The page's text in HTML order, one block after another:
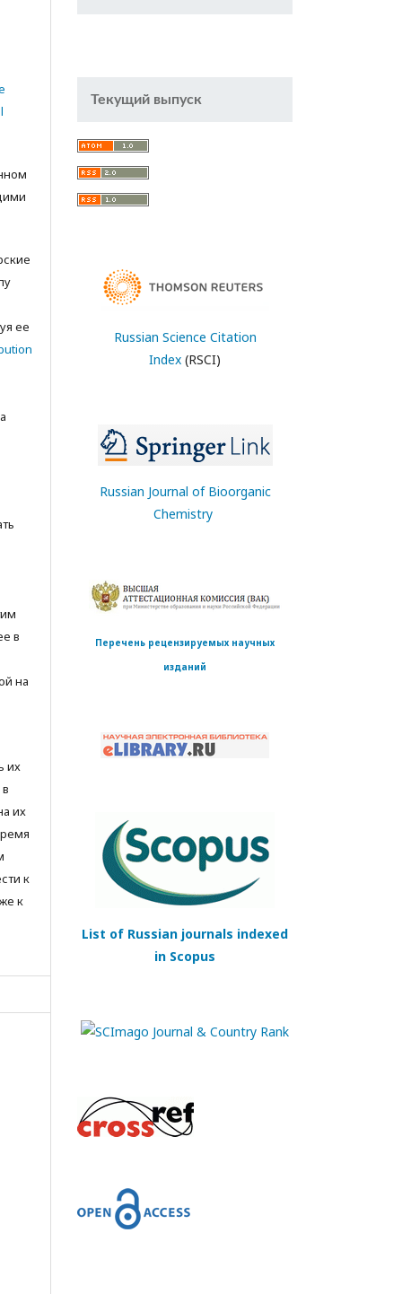
ее
в
на
их
их
к
к
Текущий выпуск
Russian Science Citation
Index (RSCI)
Russian Journal of Bioorganic
Chemistry
Перечень рецензируемых научных
изданий
List of Russian journals indexed
in Scopus